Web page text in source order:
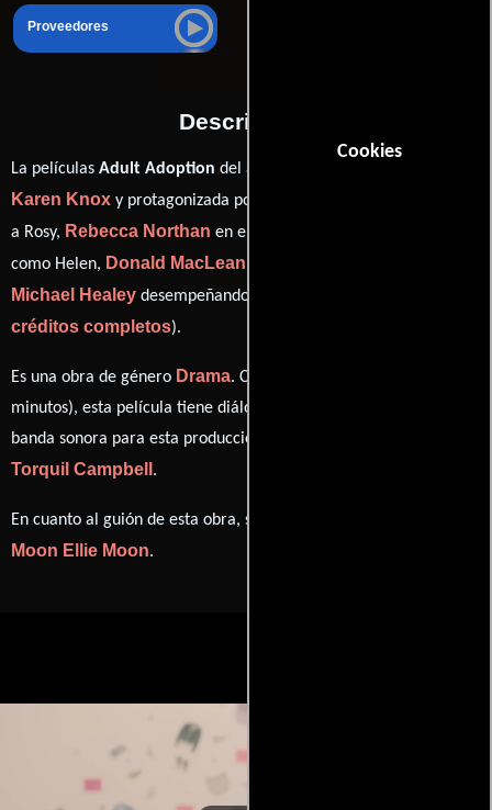
Cookies
Proveedores
Descripción
La películas Adult Adoption del año 2022, está dirigida por
Karen Knox y protagonizada por
a Rosy, Rebecca Northan en el papel de Jane,
como Helen, Donald MacLean Jr.
Michael Healey desempeñando el papel de Brian (
créditos completos).
Es una obra de género Drama. Con una duración de 1h 30m (90
minutos), esta película tiene diálogos originales en
banda sonora para esta producción ha sido compuesta por
Torquil Campbell .
En cuanto al guión de esta obra, se encuentra a cargo de
Moon Ellie Moon.